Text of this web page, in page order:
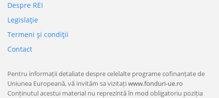
Despre REI
Legislaţie
Termeni şi condiţii
Contact
Pentru informații detaliate despre celelalte programe cofinanțate de
Uniunea Europeană, vă invităm sa vizitațiwww.fonduri-ue.ro
Conținutul acestui material nu reprezintă în mod obligatoriu poziția